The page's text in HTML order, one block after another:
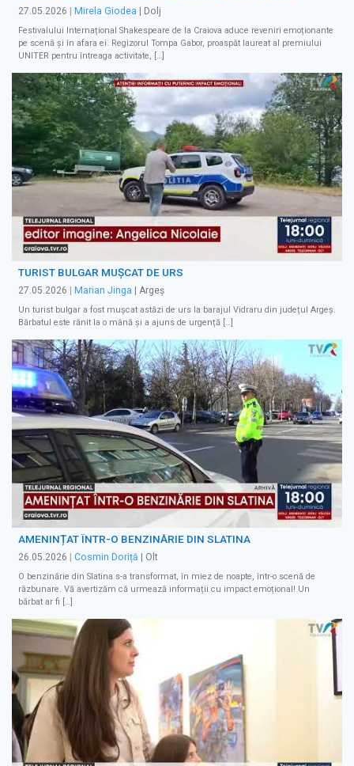
27.05.2026 Mirela Giodea | Dolj
Festivalului Internațional Shakespeare de la Craiova aduce reveniri emoționante
pe scenă și în afara ei. Regizorul Tompa Gabor, proaspăt laureat al premiului
UNITER pentru întreaga activitate, […]
TURIST BULGAR MUȘCAT DE URS
27.05.2026 | Marian Jinga | Argeș
Un turist bulgar a fost mușcat astăzi de urs la barajul Vidraru din județul Argeș.
Bărbatul este rănit la o mână și a ajuns de urgență […]
AMENINȚAT ÎNTR-O BENZINĂRIE DIN SLATINA
26.05.2026 | Cosmin Doriță | Olt
O benzinărie din Slatina s-a transformat, în miez de noapte, într-o scenă de
răzbunare. Vă avertizăm că urmează informații cu impact emoțional! Un
bărbat ar fi […]